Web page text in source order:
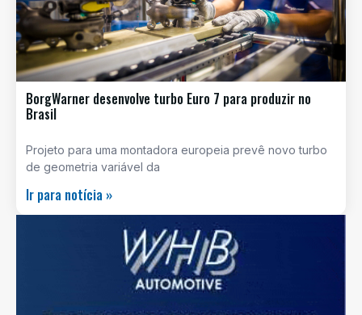
BorgWarner desenvolve turbo Euro 7 para produzir no
Brasil
Projeto para uma montadora europeia prevê novo turbo
de geometria variável da
Ir para notícia »